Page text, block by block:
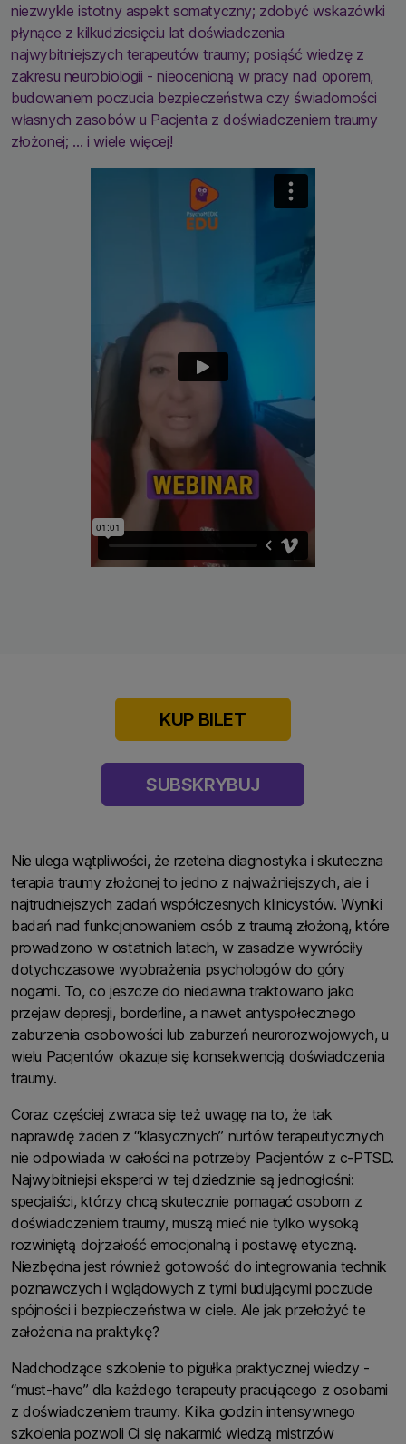
niezwykle istotny aspekt somatyczny; zdobyć wskazówki
płynące z kilkudziesięciu lat doświadczenia
najwybitniejszych terapeutów traumy; posiąść wiedzę z
zakresu neurobiologii - nieocenioną w pracy nad oporem,
budowaniem poczucia bezpieczeństwa czy świadomości
własnych zasobów u Pacjenta z doświadczeniem traumy
złożonej; … i wiele więcej!
KUP BILET
SUBSKRYBUJ
Nie ulega wątpliwości, że rzetelna diagnostyka i skuteczna
terapia traumy złożonej to jedno z najważniejszych, ale i
najtrudniejszych zadań współczesnych klinicystów. Wyniki
badań nad funkcjonowaniem osób z traumą złożoną, które
prowadzono w ostatnich latach, w zasadzie wywróciły
dotychczasowe wyobrażenia psychologów do góry
nogami. To, co jeszcze do niedawna traktowano jako
przejaw depresji, borderline, a nawet antyspołecznego
zaburzenia osobowości lub zaburzeń neurorozwojowych, u
wielu Pacjentów okazuje się konsekwencją doświadczenia
traumy.
Coraz częściej zwraca się też uwagę na to, że tak
naprawdę żaden z “klasycznych” nurtów terapeutycznych
nie odpowiada w całości na potrzeby Pacjentów z c-PTSD.
Najwybitniejsi eksperci w tej dziedzinie są jednogłośni:
specjaliści, którzy chcą skutecznie pomagać osobom z
doświadczeniem traumy, muszą mieć nie tylko wysoką
rozwiniętą dojrzałość emocjonalną i postawę etyczną.
Niezbędna jest również gotowość do integrowania technik
poznawczych i wglądowych z tymi budującymi poczucie
spójności i bezpieczeństwa w ciele. Ale jak przełożyć te
założenia na praktykę?
Nadchodzące szkolenie to pigułka praktycznej wiedzy -
“must-have” dla każdego terapeuty pracującego z osobami
z doświadczeniem traumy. Kilka godzin intensywnego
szkolenia pozwoli Ci się nakarmić wiedzą mistrzów